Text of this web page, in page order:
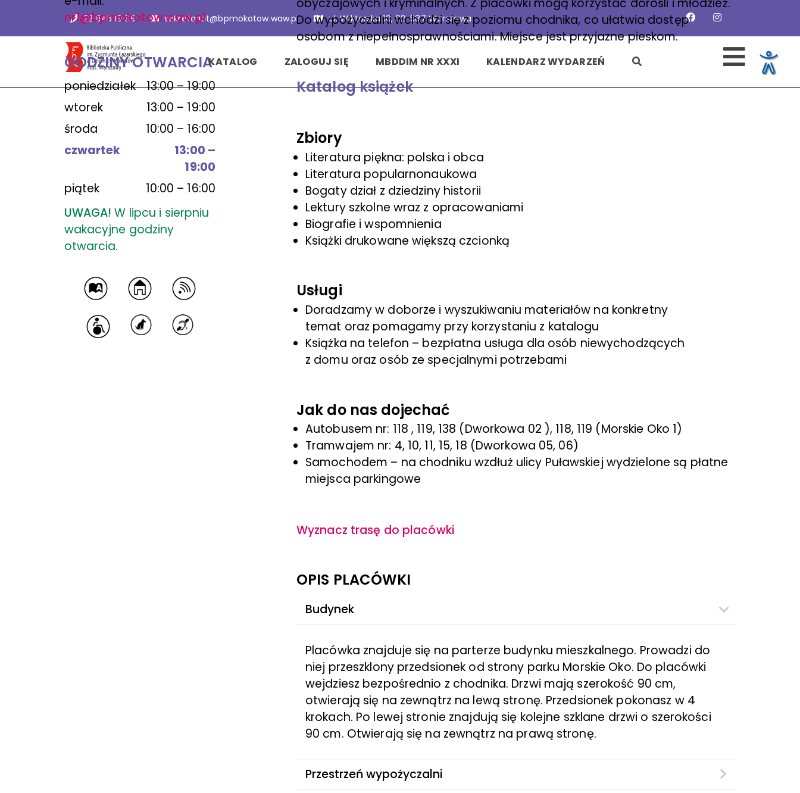
22 845 19 89 sekretariat@bpmokotow.waw.pl ul. Wiktorska 10, 02-587 Warszawa
KATALOG ZALOGUJ SIĘ MBDDIM NR XXXI KALENDARZ WYDARZEŃ
nr1@bpmokotow.waw.pl
GODZINY OTWARCIA
poniedziałek
13:00 – 19:00
wtorek
13:00 – 19:00
środa
10:00 – 16:00
czwartek
13:00 –
19:00
piątek
10:00 – 16:00
UWAGA! W lipcu i sierpniu
wakacyjne godziny
otwarcia.
obyczajowych i kryminalnych. Z placówki mogą korzystać dorośli i młodzież.
Do wypożyczalni wchodzi się z poziomu chodnika, co ułatwia dostęp
osobom z niepełnosprawnościami. Miejsce jest przyjazne pieskom.
Katalog książek
Zbiory
Literatura piękna: polska i obca
Literatura popularnonaukowa
Bogaty dział z dziedziny historii
Lektury szkolne wraz z opracowaniami
Biografie i wspomnienia
Książki drukowane większą czcionką
Usługi
Doradzamy w doborze i wyszukiwaniu materiałów na konkretny
temat oraz pomagamy przy korzystaniu z katalogu
Książka na telefon – bezpłatna usługa dla osób niewychodzących
z domu oraz osób ze specjalnymi potrzebami
Jak do nas dojechać
Autobusem nr: 118 , 119, 138 (Dworkowa 02 ), 118, 119 (Morskie Oko 1)
Tramwajem nr: 4, 10, 11, 15, 18 (Dworkowa 05, 06)
Samochodem – na chodniku wzdłuż ulicy Puławskiej wydzielone są płatne
miejsca parkingowe
Wyznacz trasę do placówki
OPIS PLACÓWKI
Budynek
Placówka znajduje się na parterze budynku mieszkalnego. Prowadzi do
niej przeszklony przedsionek od strony parku Morskie Oko. Do placówki
wejdziesz bezpośrednio z chodnika. Drzwi mają szerokość 90 cm,
otwierają się na zewnątrz na lewą stronę. Przedsionek pokonasz w 4
krokach. Po lewej stronie znajdują się kolejne szklane drzwi o szerokości
90 cm. Otwierają się na zewnątrz na prawą stronę.
Przestrzeń wypożyczalni